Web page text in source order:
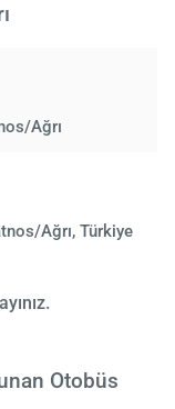
Ağrı
Ağrı, Türkiye
Otobüs